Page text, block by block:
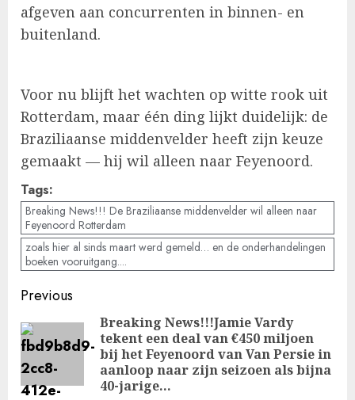
afgeven aan concurrenten in binnen- en
buitenland.
Voor nu blijft het wachten op witte rook uit
Rotterdam, maar één ding lijkt duidelijk: de
Braziliaanse middenvelder heeft zijn keuze
gemaakt — hij wil alleen naar Feyenoord.
Tags:
Breaking News!!! De Braziliaanse middenvelder wil alleen naar
Feyenoord Rotterdam
zoals hier al sinds maart werd gemeld… en de onderhandelingen
boeken vooruitgang....
Post
navigation
Previous
Breaking News!!!Jamie Vardy
tekent een deal van €450 miljoen
bij het Feyenoord van Van Persie in
aanloop naar zijn seizoen als bijna
40-jarige…